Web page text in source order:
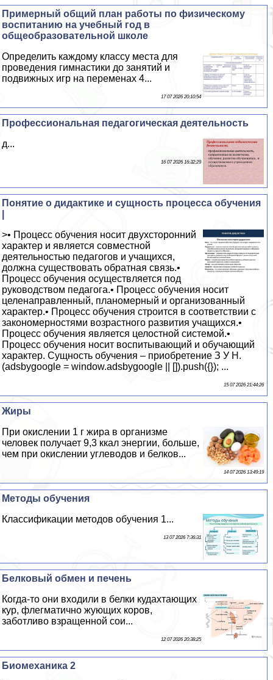
Примерный общий план работы по физическому
воспитанию на учебный год в
общеобразовательной школе
Определить каждому классу места для
проведения гимнастики до занятий и
подвижных игр на переменах 4...
17 07 2026 20:10:54
Профессиональная педагогическая деятельность
д...
16 07 2026 16:32:29
Понятие о дидактике и сущность процесса обучения
>• Процесс обучения носит двухсторонний
характер и является совместной
деятельностью педагогов и учащихся,
должна существовать обратная связь.•
Процесс обучения осуществляется под
руководством педагога.• Процесс обучения носит
целенаправленный, планомерный и организованный
характер.• Процесс обучения строится в соответствии с
закономерностями возрастного развития учащихся.•
Процесс обучения является целостной системой.•
Процесс обучения носит воспитывающий и обучающий
характер. Сущность обучения – приобретение З У Н.
(adsbygoogle = window.adsbygoogle || []).push({}); ...
15 07 2026 21:44:26
Жиры
При окислении 1 г жира в организме
человек получает 9,3 ккал энергии, больше,
чем при окислении углеводов и белков...
14 07 2026 13:49:19
Методы обучения
Классификации методов обучения 1...
13 07 2026 7:36:31
Белковый обмен и печень
Когда-то они входили в белки кудахтающих
кур, флегматично жующих коров,
заботливо взращенной сои...
12 07 2026 20:38:25
Биомеханика 2